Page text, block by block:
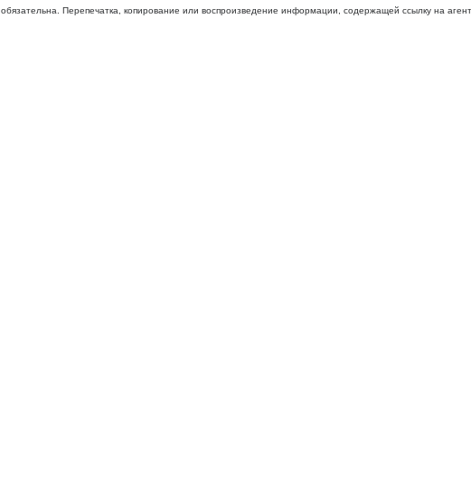
обязательна. Перепечатка, копирование или воспроизведение информации, содержащей ссылку на